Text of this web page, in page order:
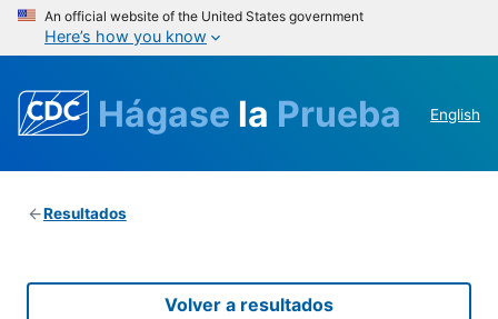
An official website of the United States government
Here’s how you know
Hágase la Prueba English
Resultados
Volver a resultados